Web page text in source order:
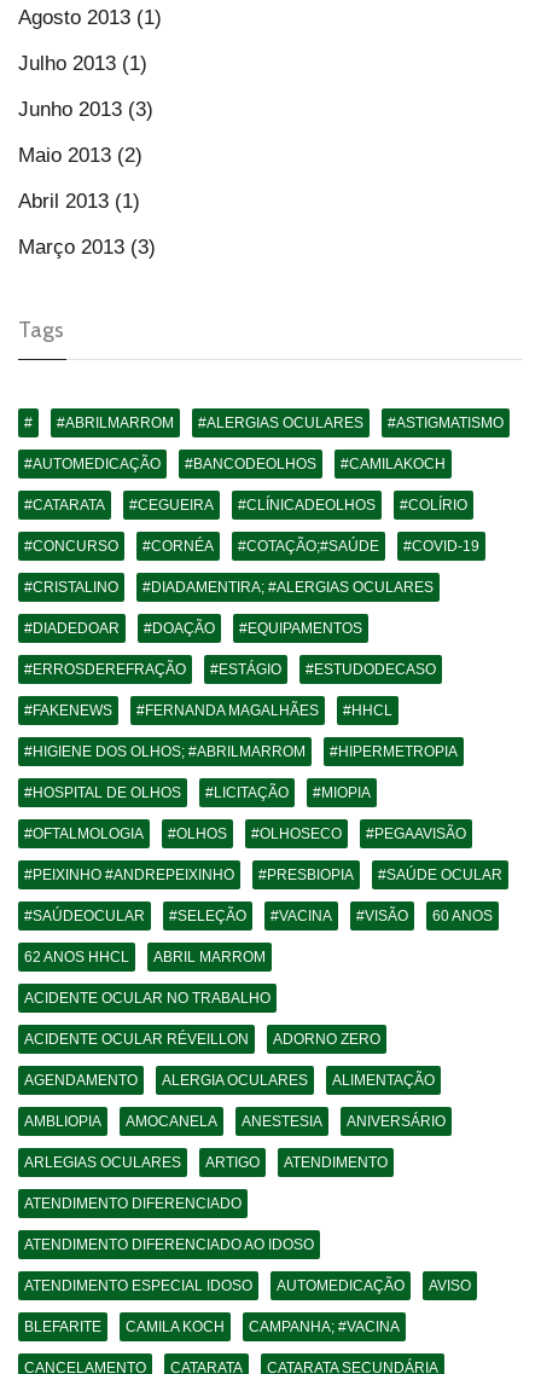
Agosto 2013 (1)
Julho 2013 (1)
Junho 2013 (3)
Maio 2013 (2)
Abril 2013 (1)
Março 2013 (3)
Tags
# #ABRILMARROM #ALERGIAS OCULARES #ASTIGMATISMO
#AUTOMEDICAÇÃO #BANCODEOLHOS #CAMILAKOCH
#CATARATA #CEGUEIRA #CLÍNICADEOLHOS #COLÍRIO
#CONCURSO #CORNÉA #COTAÇÃO;#SAÚDE #COVID-19
#CRISTALINO #DIADAMENTIRA; #ALERGIAS OCULARES
#DIADEDOAR #DOAÇÃO #EQUIPAMENTOS
#ERROSDEREFRAÇÃO #ESTÁGIO #ESTUDODECASO
#FAKENEWS #FERNANDA MAGALHÃES #HHCL
#HIGIENE DOS OLHOS; #ABRILMARROM #HIPERMETROPIA
#HOSPITAL DE OLHOS #LICITAÇÃO #MIOPIA
#OFTALMOLOGIA #OLHOS #OLHOSECO #PEGAAVISÃO
#PEIXINHO #ANDREPEIXINHO #PRESBIOPIA #SAÚDE OCULAR
#SAÚDEOCULAR #SELEÇÃO #VACINA #VISÃO 60 ANOS
62 ANOS HHCL ABRIL MARROM
ACIDENTE OCULAR NO TRABALHO
ACIDENTE OCULAR RÉVEILLON ADORNO ZERO
AGENDAMENTO ALERGIA OCULARES ALIMENTAÇÃO
AMBLIOPIA AMOCANELA ANESTESIA ANIVERSÁRIO
ARLEGIAS OCULARES ARTIGO ATENDIMENTO
ATENDIMENTO DIFERENCIADO
ATENDIMENTO DIFERENCIADO AO IDOSO
ATENDIMENTO ESPECIAL IDOSO AUTOMEDICAÇÃO AVISO
BLEFARITE CAMILA KOCH CAMPANHA; #VACINA
CANCELAMENTO CATARATA CATARATA SECUNDÁRIA